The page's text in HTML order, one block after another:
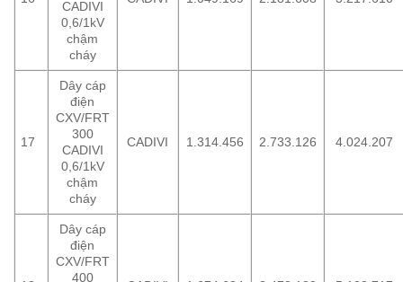
CADIVI
0,6/1kV
chậm
cháy
17
Dây cáp
điện
CXV/FRT
300
CADIVI
0,6/1kV
chậm
cháy
CADIVI 1.314.456 2.733.126 4.024.207
Dây cáp
điện
CXV/FRT
400